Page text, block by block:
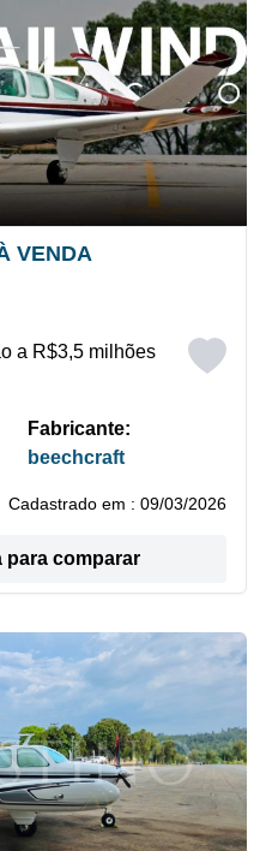
VENDA
a R$3,5 milhões
Fabricante:
beechcraft
Cadastrado em : 09/03/2026
para comparar